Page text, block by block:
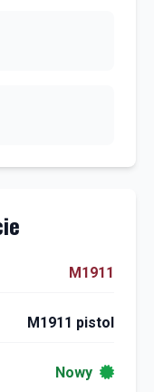
M1911
M1911 pistol
Nowy